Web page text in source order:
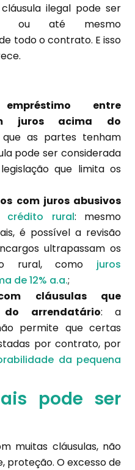
ilegal pode ser
ou até mesmo
todo o contrato. E isso
entre
juros acima do
as partes tenham
pode ser considerada
que limita os
com juros abusivos
crédito rural: mesmo
é possível a revisão
ultrapassam os
rural, como juros
de 12% a.a.;
cláusulas que
arrendatário: a
permite que certas
por contrato, por
da pequena
pode ser
muitas cláusulas, não
proteção. O excesso de